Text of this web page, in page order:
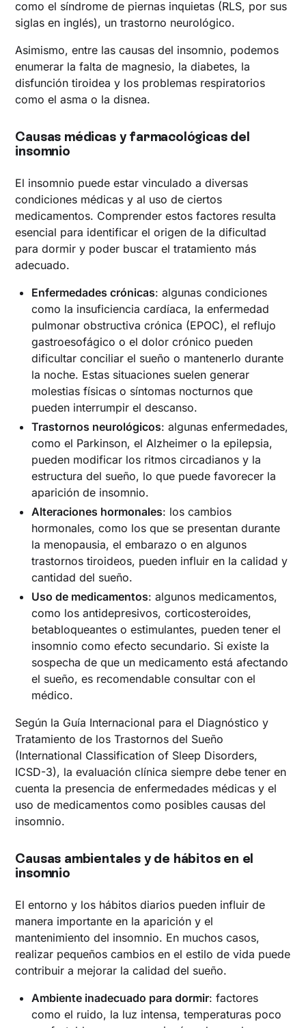
como el síndrome de piernas inquietas (RLS, por sus
siglas en inglés), un trastorno neurológico.
Asimismo, entre las causas del insomnio, podemos
enumerar la falta de magnesio, la diabetes, la
disfunción tiroidea y los problemas respiratorios
como el asma o la disnea.
Causas médicas y farmacológicas del
insomnio
El insomnio puede estar vinculado a diversas
condiciones médicas y al uso de ciertos
medicamentos. Comprender estos factores resulta
esencial para identificar el origen de la dificultad
para dormir y poder buscar el tratamiento más
adecuado.
Enfermedades crónicas: algunas condiciones
como la insuficiencia cardíaca, la enfermedad
pulmonar obstructiva crónica (EPOC), el reflujo
gastroesofágico o el dolor crónico pueden
dificultar conciliar el sueño o mantenerlo durante
la noche. Estas situaciones suelen generar
molestias físicas o síntomas nocturnos que
pueden interrumpir el descanso.
Trastornos neurológicos: algunas enfermedades,
como el Parkinson, el Alzheimer o la epilepsia,
pueden modificar los ritmos circadianos y la
estructura del sueño, lo que puede favorecer la
aparición de insomnio.
Alteraciones hormonales: los cambios
hormonales, como los que se presentan durante
la menopausia, el embarazo o en algunos
trastornos tiroideos, pueden influir en la calidad y
cantidad del sueño.
Uso de medicamentos: algunos medicamentos,
como los antidepresivos, corticosteroides,
betabloqueantes o estimulantes, pueden tener el
insomnio como efecto secundario. Si existe la
sospecha de que un medicamento está afectando
el sueño, es recomendable consultar con el
médico.
Según la Guía Internacional para el Diagnóstico y
Tratamiento de los Trastornos del Sueño
(International Classification of Sleep Disorders,
ICSD-3), la evaluación clínica siempre debe tener en
cuenta la presencia de enfermedades médicas y el
uso de medicamentos como posibles causas del
insomnio.
Causas ambientales y de hábitos en el
insomnio
El entorno y los hábitos diarios pueden influir de
manera importante en la aparición y el
mantenimiento del insomnio. En muchos casos,
realizar pequeños cambios en el estilo de vida puede
contribuir a mejorar la calidad del sueño.
Ambiente inadecuado para dormir: factores
como el ruido, la luz intensa, temperaturas poco